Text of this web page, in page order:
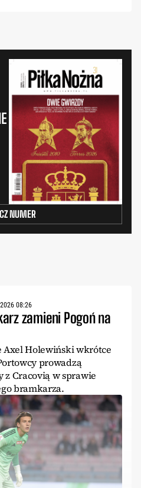
NUMER
08:26
zamieni Pogoń na
Axel Holewiński wkrótce
prowadzą
z Cracovią w sprawie
bramkarza.